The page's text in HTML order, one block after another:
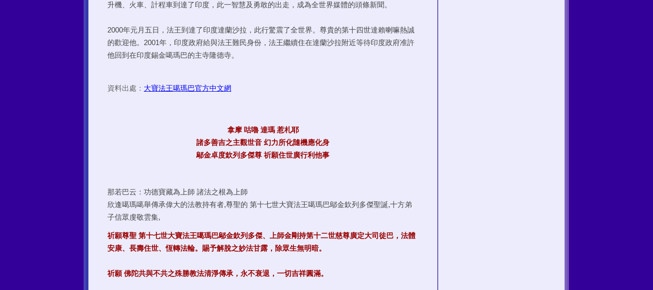
拿摩 咕嚕 達瑪 惹札耶
諸多善吉之主觀世音 幻力所化隨機應化身
鄔金卓度欽列多傑尊 祈願住世廣行利他事
那若巴云：功德寶藏為上師 諸法之根為上師
欣逢噶瑪噶舉傳承偉大的法教持有者,尊聖的 第十七世大寶法王噶瑪巴鄔金欽列多傑聖誕,十方弟
子信眾虔敬雲集,
祈願尊聖 第十七世大寶法王噶瑪巴鄔金欽列多傑、上師金剛持第十二世慈尊廣定大司徒巴，法體
安康、長壽住世、恆轉法輪。賜予解脫之妙法甘露，除眾生無明暗。
祈願 佛陀共與不共之殊勝教法清淨傳承，永不衰退，一切吉祥圓滿。